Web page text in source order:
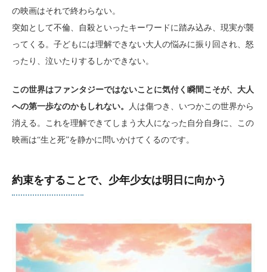
の映画はそれで終わらない。
突如として不倫、自殺といったキーワードに踏み込み、現実が襲
ってくる。子どもには理解できない大人の悩みに振り回され、怒
ったり、泣いたりするしかできない。
この世界はファンタジーではないことに気付く瞬間こそが、大人
への第一歩なのかもしれない。
人は傷つき、いつかこの世界から
消える。これを理解できてしまう大人になった自分自身に、この
映画は“生と死”を静かに問いかけてくるのです。
約束をすることで、少年少女は明日に向かう